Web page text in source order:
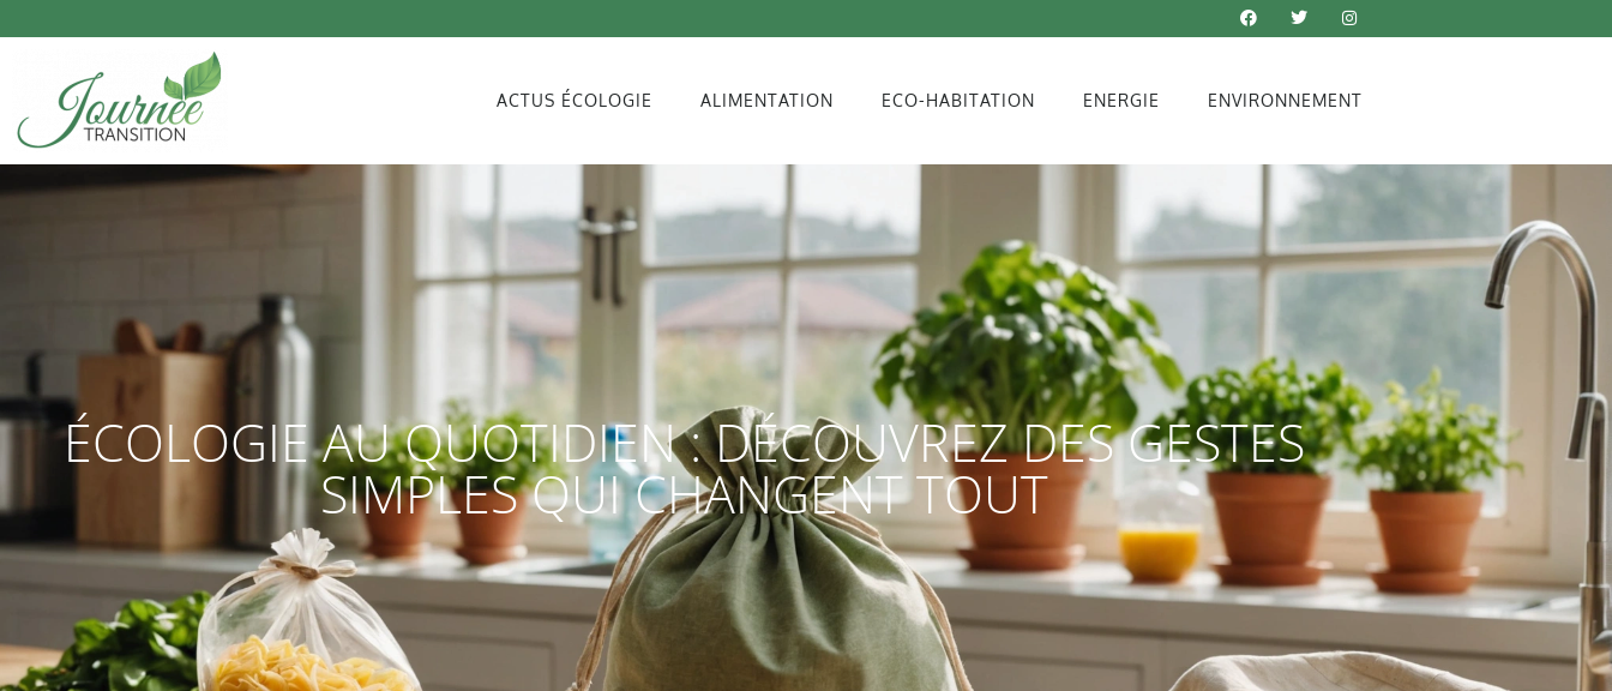
ACTUS ÉCOLOGIE ALIMENTATION ECO-HABITATION ENERGIE ENVIRONNEMENT
ÉCOLOGIE AU QUOTIDIEN : DÉCOUVREZ DES GESTES
SIMPLES QUI CHANGENT TOUT